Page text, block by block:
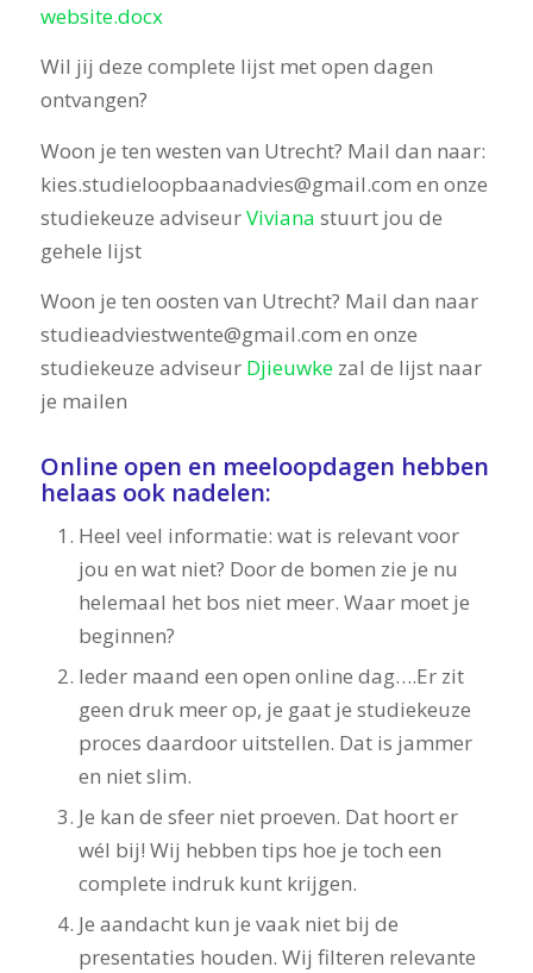
website.docx
Wil jij deze complete lijst met open dagen
ontvangen?
Woon je ten westen van Utrecht? Mail dan naar:
kies.studieloopbaanadvies@gmail.com en onze
studiekeuze adviseurViviana stuurt jou de
gehele lijst
Woon je ten oosten van Utrecht? Mail dan naar
studieadviestwente@gmail.com en onze
studiekeuze adviseur Djieuwkezal de lijst naar
je mailen
Online open en meeloopdagen hebben
helaas ook nadelen:
Heel veel informatie: wat is relevant voor
jou en wat niet? Door de bomen zie je nu
helemaal het bos niet meer. Waar moet je
beginnen?
Ieder maand een open online dag….Er zit
geen druk meer op, je gaat je studiekeuze
proces daardoor uitstellen. Dat is jammer
en niet slim.
Je kan de sfeer niet proeven. Dat hoort er
wél bij! Wij hebben tips hoe je toch een
complete indruk kunt krijgen.
Je aandacht kun je vaak niet bij de
presentaties houden. Wij filteren relevante